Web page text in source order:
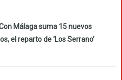
Málaga suma 15 nuevos
el reparto de ‘Los Serrano’